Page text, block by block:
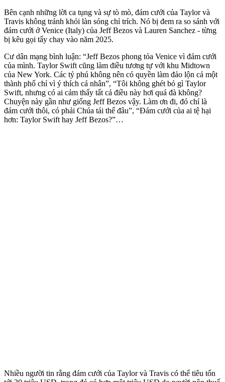
Bên cạnh những lời ca tụng và sự tò mò, đám cưới của Taylor và
Travis không tránh khỏi làn sóng chỉ trích. Nó bị đem ra so sánh với
đám cưới ở Venice (Italy) của Jeff Bezos và Lauren Sanchez - từng
bị kêu gọi tẩy chay vào năm 2025.
Cư dân mạng bình luận: “Jeff Bezos phong tỏa Venice vì đám cưới
của mình. Taylor Swift cũng làm điều tương tự với khu Midtown
của New York. Các tỷ phú không nên có quyền làm đảo lộn cả một
thành phố chỉ vì ý thích cá nhân”, “Tôi không ghét bỏ gì Taylor
Swift, nhưng có ai cảm thấy tất cả điều này hơi quá đà không?
Chuyện này gần như giống Jeff Bezos vậy. Làm ơn đi, đó chỉ là
đám cưới thôi, có phải Chúa tái thế đâu”, “Đám cưới của ai tệ hại
hơn: Taylor Swift hay Jeff Bezos?”…
Nhiều người tin rằng đám cưới của Taylor và Travis có thể tiêu tốn